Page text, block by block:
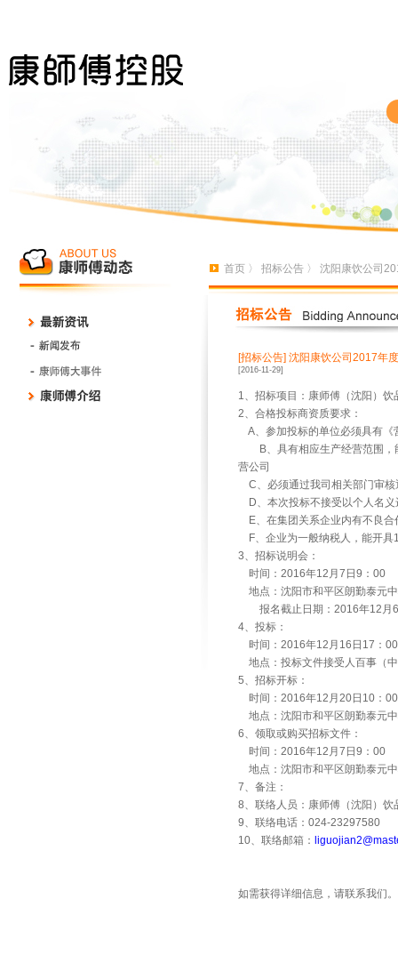
首页 〉 招标公告 〉 沈阳康饮公司
[招标公告] 沈阳康饮公司2017年
[2016-11-29]
1、招标项目：康师傅（沈阳）饮
2、合格投标商资质要求：
A、参加投标的单位必须具有
B、具有相应生产经营范围
营公司
C、必须通过我司相关部门审
D、本次投标不接受以个人名
E、在集团关系企业内有不良
F、企业为一般纳税人，能开具
3、招标说明会：
时间： 2016年12 月 7 日 9 ： 00
地点：沈阳市和平区朗勤泰元
报名截止日期： 2016年12 月 6
4、投标：
时间： 2016年12 月 16 日 17 ： 00
地点：投标文件接受人百事（
5、招标开标：
时间： 2016年12 月 20日 10 ： 00
地点：沈阳市和平区朗勤泰元
6、领取或购买招标文件：
时间： 2016年12 月 7 日 9 ： 00
地点：沈阳市和平区朗勤泰元
7、备注：
8、联络人员：康师傅（沈阳）
9、联络电话： 024-23297580
10、联络邮箱：
如需获得详细信息，请联系我们。